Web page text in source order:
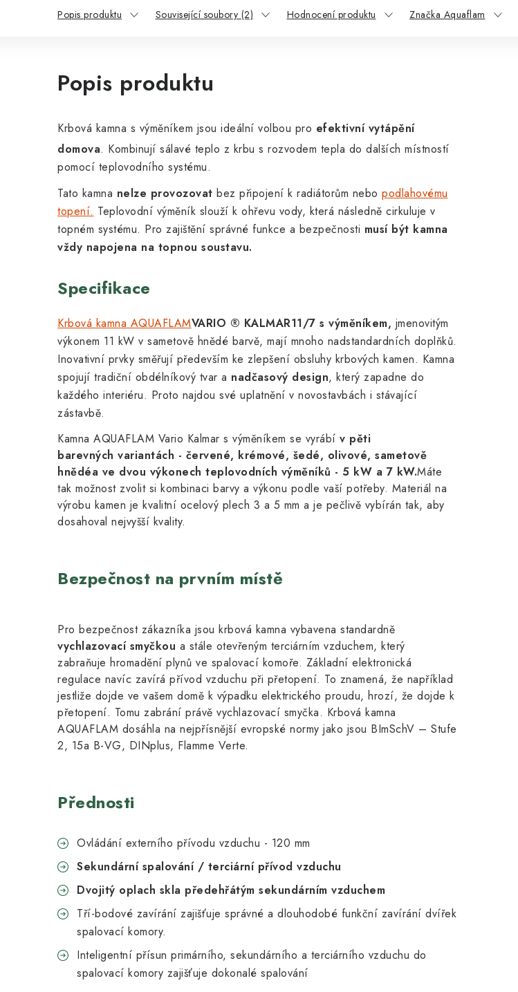
Popis produktu Související soubory (2) Hodnocení produktu Značka Aquaflam
Popis produktu
Krbová kamna s výměníkem jsou ideální volbou pro efektivní vytápění
domova. Kombinují sálavé teplo z krbu s rozvodem tepla do dalších místností
pomocí teplovodního systému.
Tato kamna nelze provozovat bez připojení k radiátorům nebo podlahovému
topení. Teplovodní výměník slouží k ohřevu vody, která následně cirkuluje v
topném systému. Pro zajištění správné funkce a bezpečnosti musí být kamna
vždy napojena na topnou soustavu.
Specifikace
Krbová kamna AQUAFLAMVARIO ® KALMAR11/7 s výměníkem, jmenovitým
výkonem 11 kW v sametově hnědé barvě, mají mnoho nadstandardních doplňků.
Inovativní prvky směřují především ke zlepšení obsluhy krbových kamen. Kamna
spojují tradiční obdélníkový tvar a nadčasový design, který zapadne do
každého interiéru. Proto najdou své uplatnění v novostavbách i stávající
zástavbě.
Kamna AQUAFLAM Vario Kalmar s výměníkem se vyrábí v pěti
barevných variantách - červené, krémové, šedé, olivové, sametově
hnědéa ve dvou výkonech teplovodních výměníků - 5 kW a 7 kW.Máte
tak možnost zvolit si kombinaci barvy a výkonu podle vaší potřeby. Materiál na
výrobu kamen je kvalitní ocelový plech 3 a 5 mm a je pečlivě vybírán tak, aby
dosahoval nejvyšší kvality.
Bezpečnost na prvním místě
Pro bezpečnost zákazníka jsou krbová kamna vybavena standardně
vychlazovací smyčkou a stále otevřeným terciárním vzduchem, který
zabraňuje hromadění plynů ve spalovací komoře. Základní elektronická
regulace navíc zavírá přívod vzduchu při přetopení. To znamená, že například
jestliže dojde ve vašem domě k výpadku elektrického proudu, hrozí, že dojde k
přetopení. Tomu zabrání právě vychlazovací smyčka. Krbová kamna
AQUAFLAM dosáhla na nejpřísnější evropské normy jako jsou BImSchV – Stufe
2, 15a B-VG, DINplus, Flamme Verte.
Přednosti
Ovládání externího přívodu vzduchu - 120 mm
Sekundární spalování / terciární přívod vzduchu
Dvojitý oplach skla předehřátým sekundárním vzduchem
Tří-bodové zavírání zajišťuje správné a dlouhodobé funkční zavírání dvířek
spalovací komory.
Inteligentní přísun primárního, sekundárního a terciárního vzduchu do
spalovací komory zajišťuje dokonalé spalování